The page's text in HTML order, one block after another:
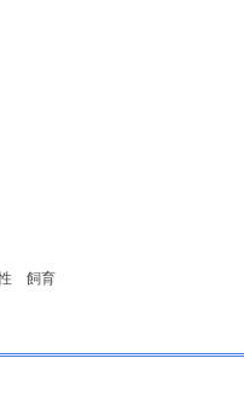
飼育